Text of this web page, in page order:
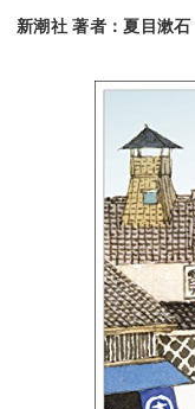
新潮社 著者：夏目漱石